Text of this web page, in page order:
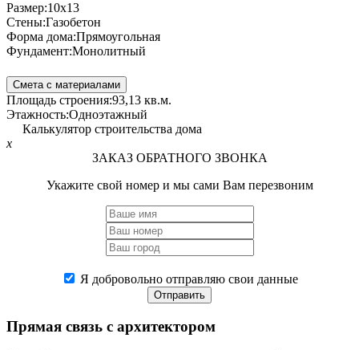
Размер:10x13
Стены:Газобетон
Форма дома:Прямоугольная
Фундамент:Монолитный
Смета с материалами
Площадь строения:93,13 кв.м.
Этажность:Одноэтажный
Калькулятор строительства дома
x
ЗАКАЗ ОБРАТНОГО ЗВОНКА
Укажите свой номер и мы сами Вам перезвоним
Я добровольно отправляю свои данные
Отправить
Прямая связь с архитектором